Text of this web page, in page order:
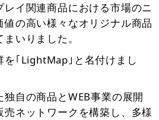
レイ関連商品における市場のニ
の高い様々なオリジナル商品
いりました。
を｢LightMap｣と名付けまし
自の商品とWEB事業の展開
ネットワークを構築し、多様